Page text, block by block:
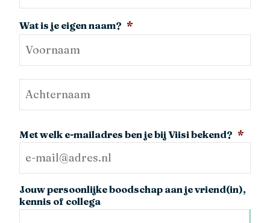
Wat is je eigen naam? *
Met welk e-mailadres ben je bij Viisi bekend? *
Jouw persoonlijke boodschap aan je vriend(in),
kennis of collega